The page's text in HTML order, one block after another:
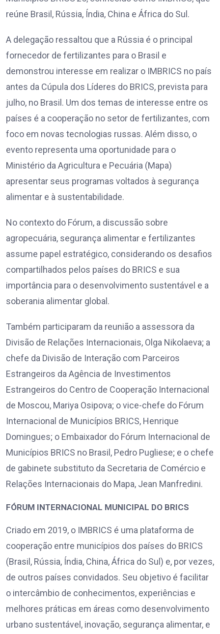
reúne Brasil, Rússia, Índia, China e África do Sul.
A delegação ressaltou que a Rússia é o principal
fornecedor de fertilizantes para o Brasil e
demonstrou interesse em realizar o IMBRICS no país
antes da Cúpula dos Líderes do BRICS, prevista para
julho, no Brasil. Um dos temas de interesse entre os
países é a cooperação no setor de fertilizantes, com
foco em novas tecnologias russas. Além disso, o
evento representa uma oportunidade para o
Ministério da Agricultura e Pecuária (Mapa)
apresentar seus programas voltados à segurança
alimentar e à sustentabilidade.
No contexto do Fórum, a discussão sobre
agropecuária, segurança alimentar e fertilizantes
assume papel estratégico, considerando os desafios
compartilhados pelos países do BRICS e sua
importância para o desenvolvimento sustentável e a
soberania alimentar global.
Também participaram da reunião a assessora da
Divisão de Relações Internacionais, Olga Nikolaeva; a
chefe da Divisão de Interação com Parceiros
Estrangeiros da Agência de Investimentos
Estrangeiros do Centro de Cooperação Internacional
de Moscou, Mariya Osipova; o vice-chefe do Fórum
Internacional de Municípios BRICS, Henrique
Domingues; o Embaixador do Fórum Internacional de
Municípios BRICS no Brasil, Pedro Pugliese; e o chefe
de gabinete substituto da Secretaria de Comércio e
Relações Internacionais do Mapa, Jean Manfredini.
FÓRUM INTERNACIONAL MUNICIPAL DO BRICS
Criado em 2019, o IMBRICS é uma plataforma de
cooperação entre municípios dos países do BRICS
(Brasil, Rússia, Índia, China, África do Sul) e, por vezes,
de outros países convidados. Seu objetivo é facilitar
o intercâmbio de conhecimentos, experiências e
melhores práticas em áreas como desenvolvimento
urbano sustentável, inovação, segurança alimentar, e